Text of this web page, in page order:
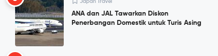
Japan Travel
ANA dan JAL Tawarkan Diskon
Penerbangan Domestik untuk Turis Asing